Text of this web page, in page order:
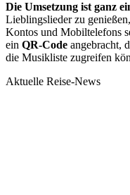
Die Umsetzung ist ganz
Lieblingslieder zu
Kontos und Mobiltelefons
ein QR-Code angebracht,
die Musikliste zugreifen
Aktuelle Reise-News